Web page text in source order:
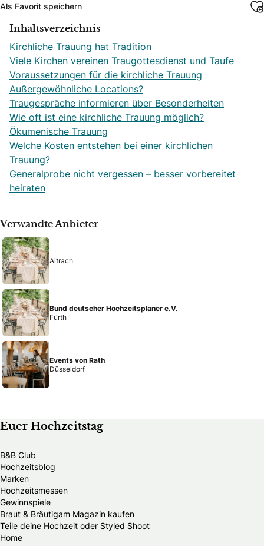
Als Favorit speichern
Inhaltsverzeichnis
Kirchliche Trauung hat Tradition
Viele Kirchen vereinen Traugottesdienst und Taufe
Voraussetzungen für die kirchliche Trauung
Außergewöhnliche Locations?
Traugespräche informieren über Besonderheiten
Wie oft ist eine kirchliche Trauung möglich?
Ökumenische Trauung
Welche Kosten entstehen bei einer kirchlichen
Trauung?
Generalprobe nicht vergessen – besser vorbereitet
heiraten
Verwandte Anbieter
Aitrach
Bund deutscher Hochzeitsplaner e.V.
Fürth
Events von Rath
Düsseldorf
Euer Hochzeitstag
B&B Club
Hochzeitsblog
Marken
Hochzeitsmessen
Gewinnspiele
Braut & Bräutigam Magazin kaufen
Teile deine Hochzeit oder Styled Shoot
Home